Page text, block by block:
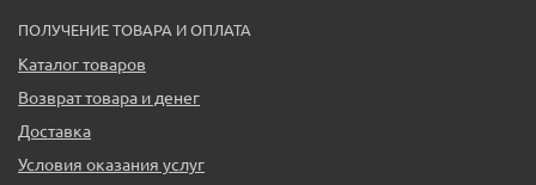
ПОЛУЧЕНИЕ ТОВАРА И ОПЛАТА
Каталог товаров
Возврат товара и денег
Доставка
Условия оказания услуг